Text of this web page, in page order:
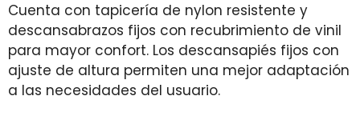
Cuenta con tapicería de nylon resistente y
descansabrazos fijos con recubrimiento de vinil
para mayor confort. Los descansapiés fijos con
ajuste de altura permiten una mejor adaptación
a las necesidades del usuario.